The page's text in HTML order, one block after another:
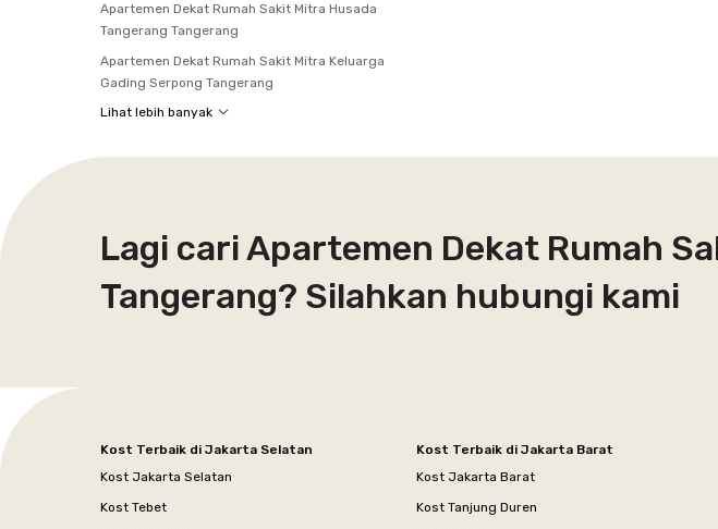
Apartemen Dekat Rumah Sakit Mitra Husada
Tangerang Tangerang
Apartemen Dekat Rumah Sakit Mitra Keluarga
Gading Serpong Tangerang
Lihat lebih banyak
Lagi cari Apartemen Dekat Rumah
Tangerang? Silahkan hubungi kami
Kost Terbaik di Jakarta Selatan
Kost Jakarta Selatan
Kost Tebet
Kost Terbaik di Jakarta Barat
Kost Jakarta Barat
Kost Tanjung Duren